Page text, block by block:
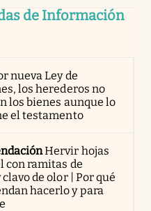
de Información
nueva Ley de
los herederos no
los bienes aunque lo
el testamento
Hervir hojas
con ramitas de
de olor | Por qué
hacerlo y para